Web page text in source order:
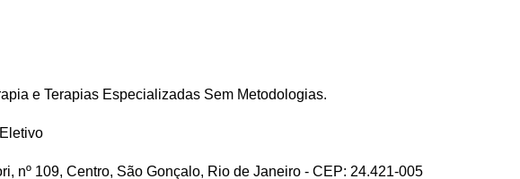
e Terapias Especializadas Sem Metodologias.
Eletivo
nº 109, Centro, São Gonçalo, Rio de Janeiro - CEP: 24.421-005